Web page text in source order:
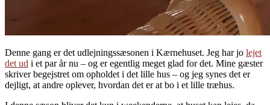
Denne gang er det udlejningssæsonen i Kærnehuset. Jeg har jo lejet
det ud i et par år nu – og er egentlig meget glad for det. Mine gæster
skriver begejstret om opholdet i det lille hus – og jeg synes det er
dejligt, at andre oplever, hvordan det er at bo i et lille træhus.